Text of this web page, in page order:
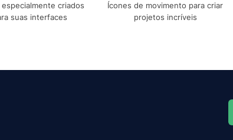
especialmente criados
suas interfaces
Ícones de movimento para criar
projetos incríveis